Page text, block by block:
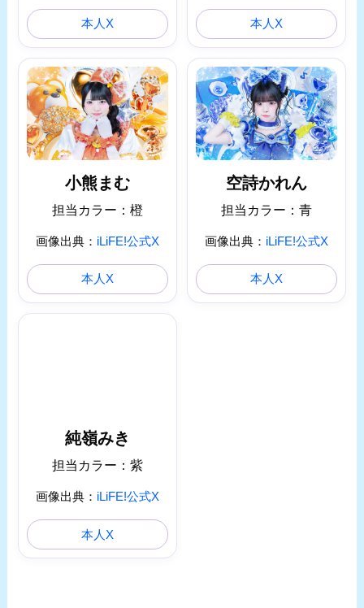
本人X 本人X
小熊まむ
担当カラー：橙
画像出典： iLiFE!公式X
本人X
空詩かれん
担当カラー：青
画像出典： iLiFE!公式X
本人X
純嶺みき
担当カラー：紫
画像出典： iLiFE!公式X
本人X